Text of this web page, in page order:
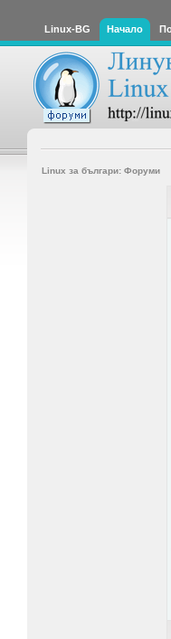
Linux-BG Начало
Linux за българи: Форуми